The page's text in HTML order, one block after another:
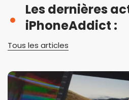
Les dernières
iPhoneAddict :
Tous les articles